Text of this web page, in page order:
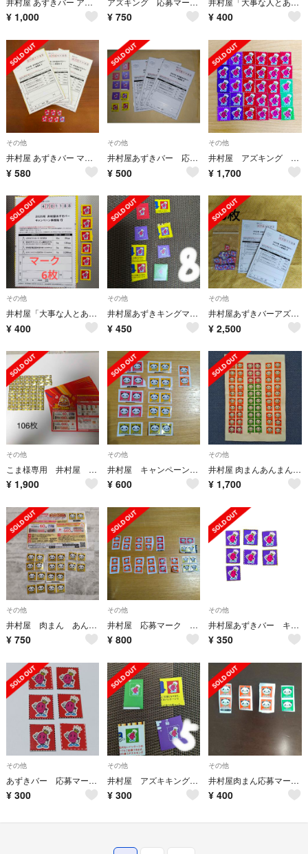
¥ 1,000 ¥ 750 ¥ 400
その他
井村屋 あずきバー マーク 7枚 懸賞 応募はがき キャンペーン
¥ 580
その他
井村屋あずきバー 応募マーク 10枚、応募はがき 3枚
¥ 500
その他
井村屋 アズキング 応募券 30枚
¥ 1,700
その他
井村屋「大事な人とあずきバーキャンペーン」 マーク 6枚 応募用紙 1枚
¥ 400
その他
井村屋あずきキングマーク8枚
¥ 450
その他
井村屋あずきバーアズキングマーク50枚
¥ 2,500
その他
こま様専用 井村屋 肉まんあんまん キャンペーン応募マーク106枚
¥ 1,900
その他
井村屋 キャンペーン応募マーク 22枚
¥ 600
その他
井村屋 肉まんあんまんキャンペーン応募マーク×60枚 #7 ※バラ売り不可
¥ 1,700
その他
井村屋 肉まん あんまん キャンペーン 応募券 応募マーク 懸賞 応募 22枚
¥ 750
その他
井村屋 応募マーク 30枚
¥ 800
その他
井村屋あずきバー キャンペーン アズキキングマーク 7枚
¥ 350
その他
あずきバー 応募マーク ６枚
¥ 300
その他
井村屋 アズキキングマーク5 枚
¥ 300
その他
井村屋肉まん応募マーク ８枚
¥ 400